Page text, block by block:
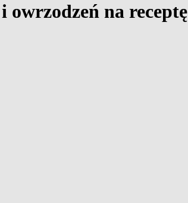
owrzodzeń na receptę